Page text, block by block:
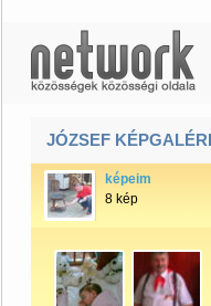
JÓZSEF
képeim
8 kép